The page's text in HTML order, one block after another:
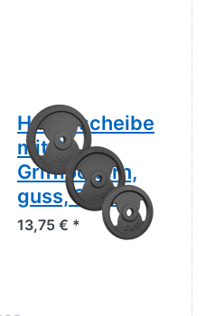
Hantelscheibe
mit 2
Grifflöchern,
guss, 30mm
13,75 € *